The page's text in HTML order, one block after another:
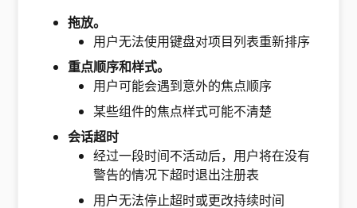
拖放。
用户无法使用键盘对项目列表重新排序
重点顺序和样式。
用户可能会遇到意外的焦点顺序
某些组件的焦点样式可能不清楚
会话超时
经过一段时间不活动后，用户将在没有
警告的情况下超时退出注册表
用户无法停止超时或更改持续时间